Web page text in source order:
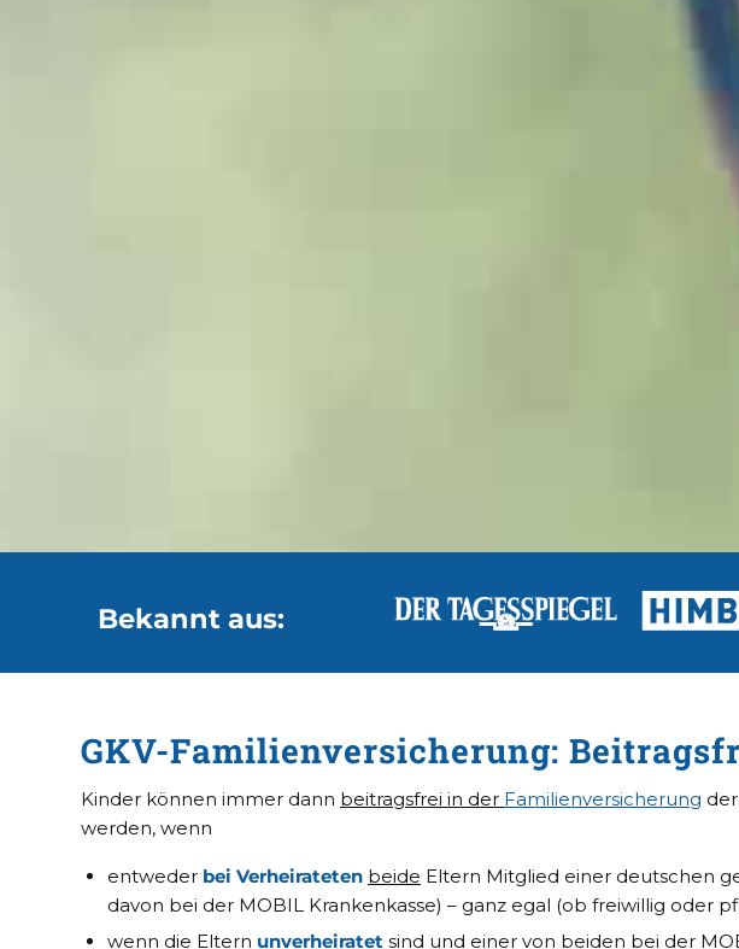
Bekannt aus:
GKV-Familienversicherung:
Kinder können immer dann beitragsfrei in der Familienversicherung
werden, wenn
entweder bei Verheirateten beide Eltern Mitglied einer deutschen
davon bei der MOBIL Krankenkasse) – ganz egal (ob freiwillig oder
wenn die Eltern unverheiratet sind und einer von beiden bei der